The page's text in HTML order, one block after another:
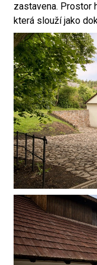
zastavena. Prostor
která slouží jako